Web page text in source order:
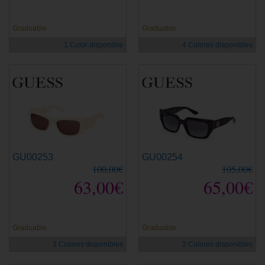
Graduable
1 Color disponible
Graduable
4 Colores disponibles
GU00253
100,00€
63,00€
Graduable
3 Colores disponibles
GU00254
105,00€
65,00€
Graduable
2 Colores disponibles